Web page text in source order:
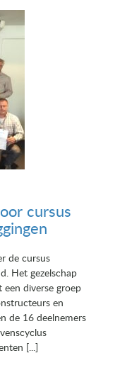
cursus
de cursus
Het gezelschap
diverse groep
en
de 16 deelnemers
[...]